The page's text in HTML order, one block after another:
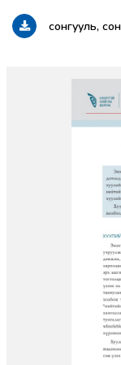
сонгууль,